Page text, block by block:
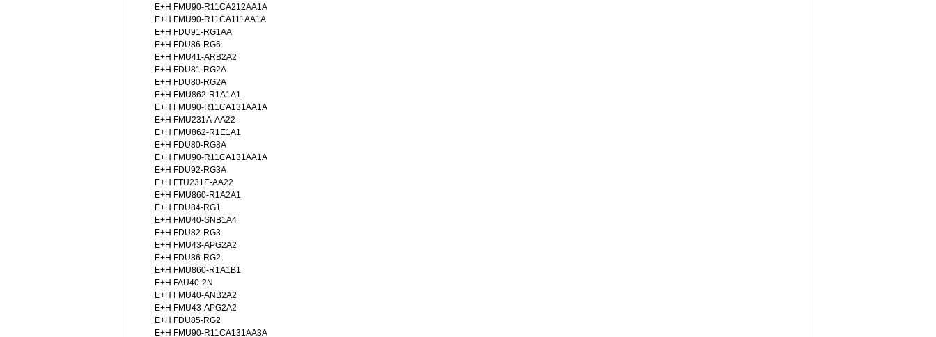
E+H FMU90-R11CA212AA1A
E+H FMU90-R11CA111AA1A
E+H FDU91-RG1AA
E+H FDU86-RG6
E+H FMU41-ARB2A2
E+H FDU81-RG2A
E+H FDU80-RG2A
E+H FMU862-R1A1A1
E+H FMU90-R11CA131AA1A
E+H FMU231A-AA22
E+H FMU862-R1E1A1
E+H FDU80-RG8A
E+H FMU90-R11CA131AA1A
E+H FDU92-RG3A
E+H FTU231E-AA22
E+H FMU860-R1A2A1
E+H FDU84-RG1
E+H FMU40-SNB1A4
E+H FDU82-RG3
E+H FMU43-APG2A2
E+H FDU86-RG2
E+H FMU860-R1A1B1
E+H FAU40-2N
E+H FMU40-ANB2A2
E+H FMU43-APG2A2
E+H FDU85-RG2
E+H FMU90-R11CA131AA3A